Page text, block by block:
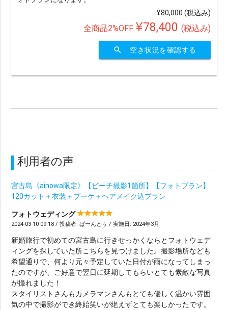
¥80,000(税込み)
全商品2%OFF ¥78,400 (税込み)
search 空き状況を確認する
利用者の声
宮古島《ainowa限定》【ビーチ撮影1箇所】【フォトプラン】
120カット＋衣装＋ブーケ＋ヘアメイク込プラン
フォトウェディング
2024-03-10 09:18 / 投稿者: ぱーんとぅ / 実施日: 2024年3月
新婚旅行で初めての宮古島に行きせっかくならとフォトウェデ
ィングを探していた所こちらを見つけました。撮影場所なども
希望通りで、何より元々予定していた日付が雨になってしまっ
たのですが、ご好意で翌日に延期してもらいとても素敵な写真
が撮れました！
スタイリストさんもカメラマンさんもとても優しく温かい雰囲
気の中で撮影ができ終始笑いが絶えずとても楽しかったです。